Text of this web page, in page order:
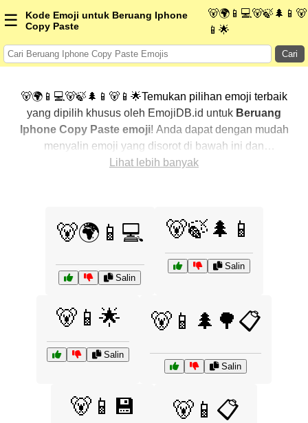
☰
Kode Emoji untuk Beruang Iphone
Copy Paste
🐻🌍📱💻🐻🍃🌲📱🐻
📱🌟
Cari
🐻🌍📱💻🐻🍃🌲📱🐻📱🌟Temukan pilihan emoji terbaik
yang dipilih khusus oleh EmojiDB.id untuk Beruang
Iphone Copy Paste emoji! Anda dapat dengan mudah
menyalin emoji yang disorot di bawah ini dan
menggunakannya di percakapan Anda untuk
pilihan? Jelajahi kategori lainnya untuk menemukan cara
baru dalam mengekspresikan
Paste dengan emoji.
Lihat lebih banyak
🐻🌍📱💻
Salin
🐻🍃🌲📱
Salin
🐻📱🌟
Salin
🐻📱🌲🌳📋
Salin
🐻📱💾 🐻📱📋